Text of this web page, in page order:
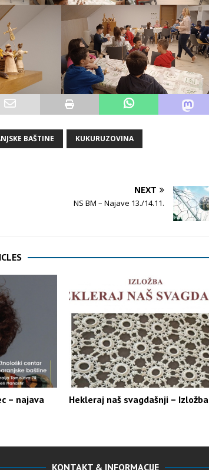
BAŠTINE KUKURUZOVINA
NEXT
NS BM – Najave 13./14.11.
– najava Hekleraj naš svagdašnji – Izložba
KONTAKT & INFORMACIJE